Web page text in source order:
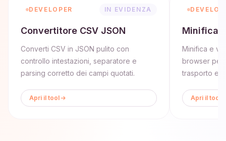
DEVELOPER IN EVIDENZA
Convertitore CSV JSON
Converti CSV in JSON pulito con
controllo intestazioni, separatore e
parsing corretto dei campi quotati.
Apri il tool
Minifica e
browser per
trasporto e
Apri il tool